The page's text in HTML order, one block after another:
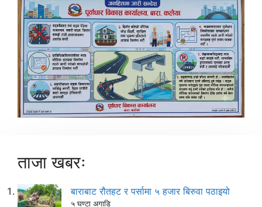
ताजा खबरः
बाराबाट रौतहट र पर्सामा ५ हजार बिरुवा पठाइयो
५ घण्टा अगाडि